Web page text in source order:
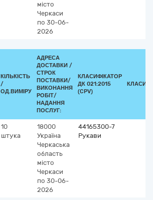
місто
Черкаси
по 30-06-
2026
КІЛЬКІСТЬ
/
ОД.ВИМІРУ
АДРЕСА
ДОСТАВКИ /
СТРОК
ПОСТАВКИ/
ВИКОНАННЯ
РОБІТ/
НАДАННЯ
ПОСЛУГ:
КЛАСИФІКАТОР
ДК 021:2015
(CPV)
10
штука
18000
Україна
Черкаська
область
місто
Черкаси
по 30-06-
2026
44165300-7
Рукави